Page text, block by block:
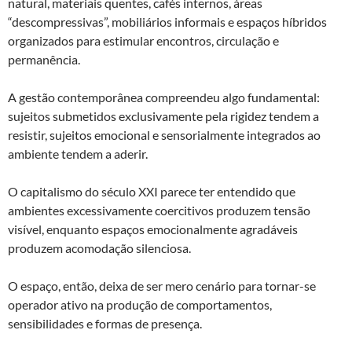
“descompressivas”, mobiliários informais e espaços híbridos
organizados para estimular encontros, circulação e
permanência.
A gestão contemporânea compreendeu algo fundamental:
sujeitos submetidos exclusivamente pela rigidez tendem a
resistir, sujeitos emocional e sensorialmente integrados ao
ambiente tendem a aderir.
O capitalismo do século XXI parece ter entendido que
ambientes excessivamente coercitivos produzem tensão
visível, enquanto espaços emocionalmente agradáveis
produzem acomodação silenciosa.
O espaço, então, deixa de ser mero cenário para tornar-se
operador ativo na produção de comportamentos,
sensibilidades e formas de presença.